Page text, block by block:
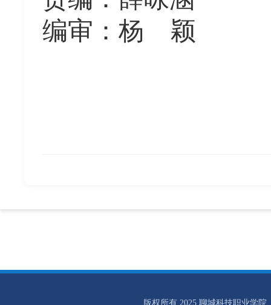
编审：杨 颖
版权所有 2025 聊城科技职业学院